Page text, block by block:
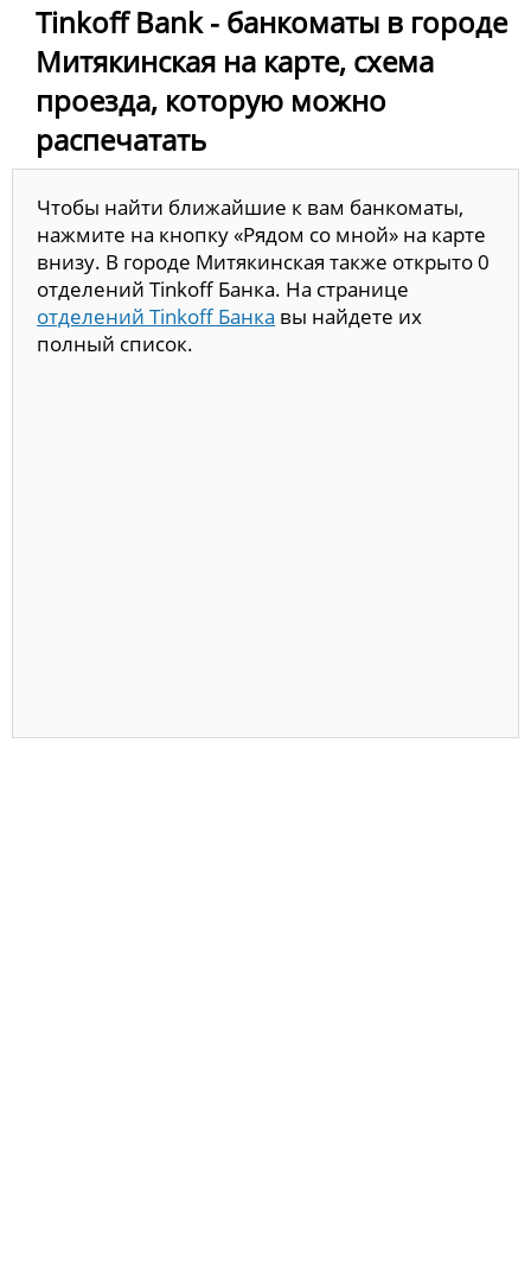
Tinkoff Bank - банкоматы в городе
Митякинская на карте, схема
проезда, которую можно
распечатать
Чтобы найти ближайшие к вам банкоматы,
нажмите на кнопку «Рядом со мной» на карте
внизу. В городе Митякинская также открыто 0
отделений Tinkoff Банка. На странице
отделений Tinkoff Банка вы найдете их
полный список.